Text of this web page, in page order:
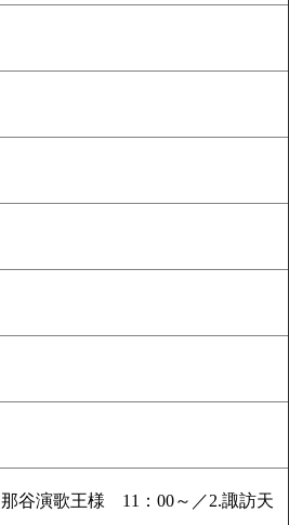
那谷演歌王様 11：00～／2.諏訪天